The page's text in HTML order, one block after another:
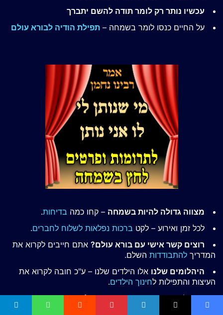
עכשיו נותר רק לומר תודה להשם יתברך
על החיים כנסו לומר בשמחה – תפילת הודיה לבורא עולם
מצווה גדולה להיות בשמחה – קחו כמה בדיחות.
לכל זמן ואירוע – לקט ברכות נפלאות לשלוח לחברים.
רוצים קשר אישי עם בורא עולם? אתם חייבים לקרוא את
המדריך להתבודדות השלם.
היהלומים שלנו אלו הילדים שלנו – ע"כ חובה לקרוא את
העיצות והתפילות לחינוך הילדים.
ספר ליקוטי עיצות–הספר שישנה לכם את החיים!